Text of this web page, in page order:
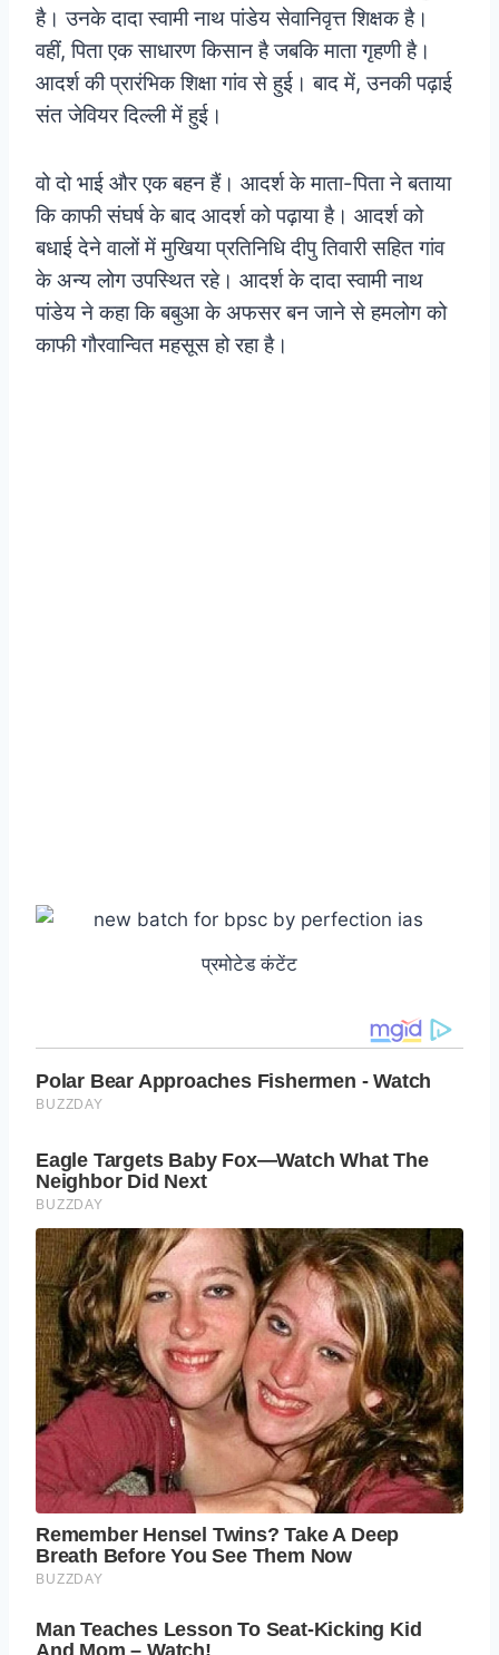
है। उनके दादा स्वामी नाथ पांडेय सेवानिवृत्त शिक्षक है।
वहीं, पिता एक साधारण किसान है जबकि माता गृहणी है।
आदर्श की प्रारंभिक शिक्षा गांव से हुई। बाद में, उनकी पढ़ाई
संत जेवियर दिल्ली में हुई।
वो दो भाई और एक बहन हैं। आदर्श के माता-पिता ने बताया
कि काफी संघर्ष के बाद आदर्श को पढ़ाया है। आदर्श को
बधाई देने वालों में मुखिया प्रतिनिधि दीपु तिवारी सहित गांव
के अन्य लोग उपस्थित रहे। आदर्श के दादा स्वामी नाथ
पांडेय ने कहा कि बबुआ के अफसर बन जाने से हमलोग को
काफी गौरवान्वित महसूस हो रहा है।
प्रमोटेड कंटेंट